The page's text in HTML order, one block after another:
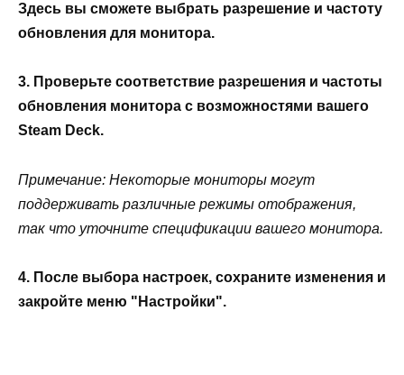
Здесь вы сможете выбрать разрешение и частоту
обновления для монитора.
3. Проверьте соответствие разрешения и частоты
обновления монитора с возможностями вашего
Steam Deck.
Примечание: Некоторые мониторы могут
поддерживать различные режимы отображения,
так что уточните спецификации вашего монитора.
4. После выбора настроек, сохраните изменения и
закройте меню "Настройки".